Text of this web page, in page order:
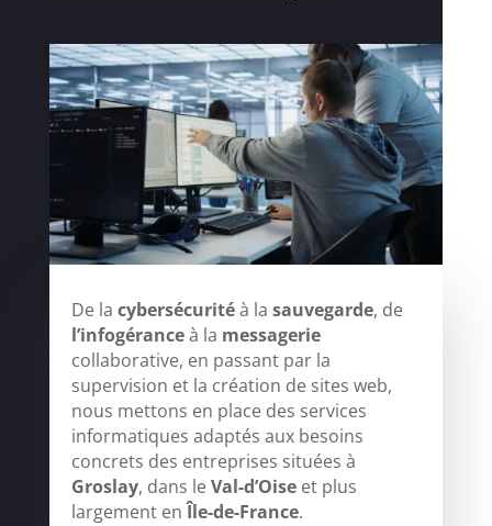
De la cybersécuritéà la sauvegarde, de
l’infogéranceà la messagerie
collaborative, en passant par la
supervision et la création de sites web,
nous mettons en place des services
informatiques adaptés aux besoins
concrets des entreprises situées à
Groslay, dans leVal-d’Oiseet plus
largement enÎle-de-France.